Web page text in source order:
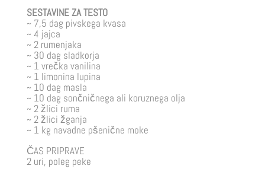
SESTAVINE ZA TESTO
~ 7,5 dag pivskega kvasa
~ 4 jajca
~ 2 rumenjaka
~ 30 dag sladkorja
~ 1 vrečka vanilina
~ 1 limonina lupina
~ 10 dag masla
~ 10 dag sončničnega ali koruznega olja
~ 2 žlici ruma
~ 2 žlici žganja
~ 1 kg navadne pšenične moke
ČAS PRIPRAVE
2 uri, poleg peke